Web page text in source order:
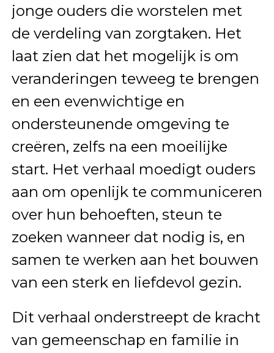
jonge ouders die worstelen met
de verdeling van zorgtaken. Het
laat zien dat het mogelijk is om
veranderingen teweeg te brengen
en een evenwichtige en
ondersteunende omgeving te
creëren, zelfs na een moeilijke
start. Het verhaal moedigt ouders
aan om openlijk te communiceren
over hun behoeften, steun te
zoeken wanneer dat nodig is, en
samen te werken aan het bouwen
van een sterk en liefdevol gezin.
Dit verhaal onderstreept de kracht
van gemeenschap en familie in